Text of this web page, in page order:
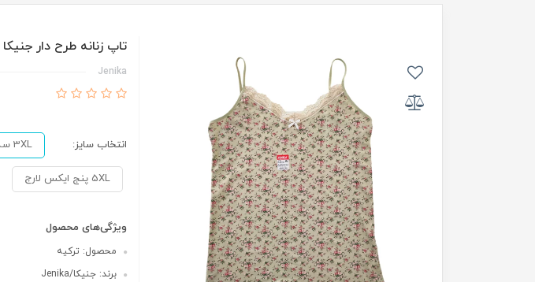
تاپ زنانه طرح دار
Jenika
انتخاب سایز: 3XL سه ایکس لارج
5XL پنج ایکس لارج
ویژگی‌های محصول
محصول: ترکیه
برند: جنیکا/Jenika